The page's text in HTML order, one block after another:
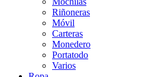
Riñoneras
Móvil
Carteras
Monedero
Portatodo
Varios